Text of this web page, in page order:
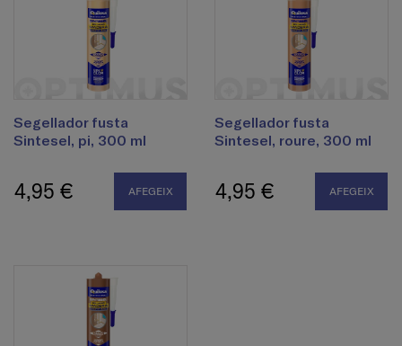
Segellador fusta
Sintesel, pi, 300 ml
4,95 € AFEGEIX
Segellador fusta
Sintesel, roure, 300 ml
4,95 € AFEGEIX